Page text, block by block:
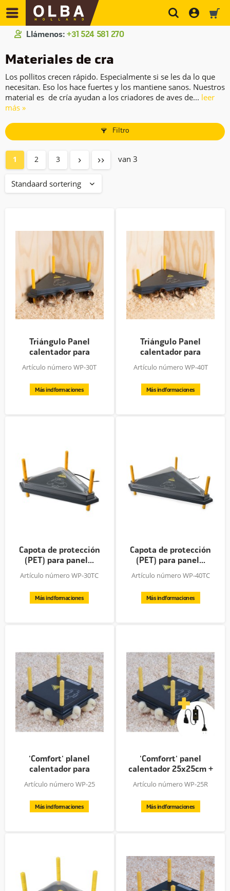
Llámenos: +31 524 581 270
Materiales de cría
Los pollitos crecen rápido. Especialmente si se les da lo que
necesitan. Eso los hace fuertes y los mantiene sanos. Nuestros
material es de cría ayudan a los criadores de aves de... leer
más »
Filtro
1 2 3 van 3
Triángulo Panel
calentador para
pollitos, 30x30cm
Artículo número WP-30T
Más indformaciones
Triángulo Panel
calentador para
pollitos, 40x40cm
Artículo número WP-40T
Más indformaciones
Capota de protección
(PET) para panel...
Artículo número WP-30TC
Más indformaciones
Capota de protección
(PET) para panel...
Artículo número WP-40TC
Más indformaciones
'Comfort' planel
calentador para
pollitos,...
Artículo número WP-25
Más indformaciones
'Comforrt' panel
calentador 25x25cm +
regulador...
Artículo número WP-25R
Más indformaciones